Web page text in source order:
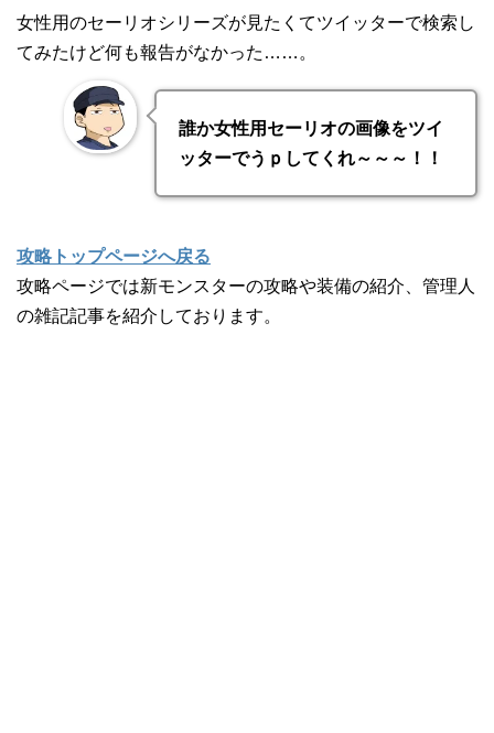
女性用のセーリオシリーズが見たくてツイッターで検索し
てみたけど何も報告がなかった……。
誰か女性用セーリオの画像をツイ
ッターでうｐしてくれ～～～！！
攻略トップページへ戻る
攻略ページでは新モンスターの攻略や装備の紹介、管理人
の雑記記事を紹介しております。